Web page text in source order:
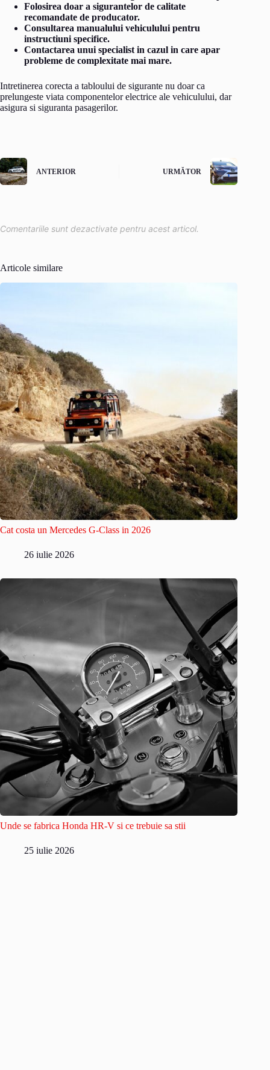
Folosirea doar a sigurantelor de calitate
recomandate de producator.
Consultarea manualului vehiculului pentru
instructiuni specifice.
Contactarea unui specialist in cazul in care apar
probleme de complexitate mai mare.
Intretinerea corecta a tabloului de sigurante nu doar ca
prelungeste viata componentelor electrice ale vehiculului, dar
asigura si siguranta pasagerilor.
ANTERIOR URMĂTOR
Comentariile sunt dezactivate pentru acest articol.
Articole similare
Cat costa un Mercedes G-Class in 2026
26 iulie 2026
Unde se fabrica Honda HR-V si ce trebuie sa stii
25 iulie 2026